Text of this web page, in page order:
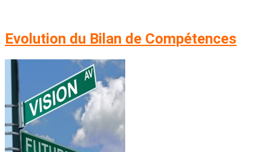
Evolution du Bilan de Compétences